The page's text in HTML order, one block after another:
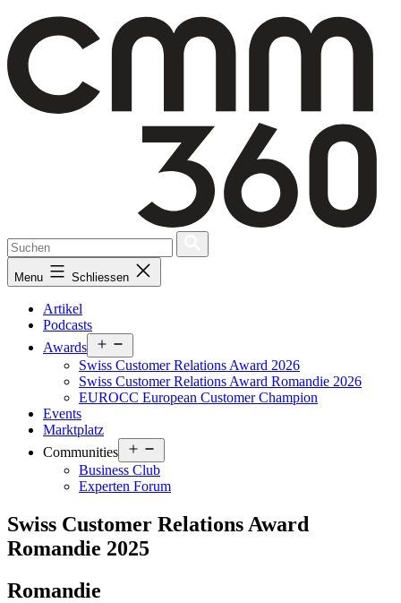
content
Menu Schliessen
Artikel
Podcasts
Awards
menu
Swiss Customer Relations Award 2026
Swiss Customer Relations Award Romandie 2026
EUROCC European Customer Champion
Events
Marktplatz
Communities
menu
Business Club
Experten Forum
Swiss Customer Relations Award
Romandie 2025
Romandie